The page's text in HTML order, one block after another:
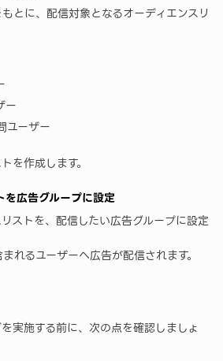
とに、配信対象となるオーディエンスリ
ー
ユーザー
を作成します。
広告グループに設定
ストを、配信したい広告グループに設定
れるユーザーへ広告が配信されます。
実施する前に、次の点を確認しましょ